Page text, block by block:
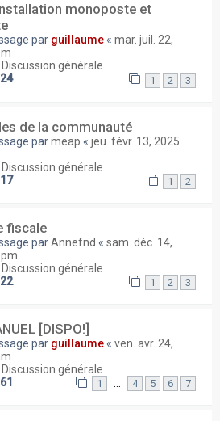
monoposte et
par guillaume « mar. juil. 22,
Discussion générale
24 1 2 3
de la communauté
parmeap « jeu. févr. 13, 2025
Discussion générale
17 1 2
fiscale
parAnnefnd « sam. déc. 14,
Discussion générale
22 1 2 3
[DISPO!]
par guillaume « ven. avr. 24,
Discussion générale
61 1 … 4 5 6 7